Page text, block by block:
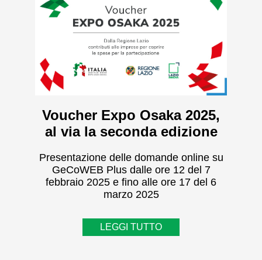
Voucher Expo Osaka 2025,
al via la seconda edizione
Presentazione delle domande online su
GeCoWEB Plus dalle ore 12 del 7
febbraio 2025 e fino alle ore 17 del 6
marzo 2025
LEGGI TUTTO